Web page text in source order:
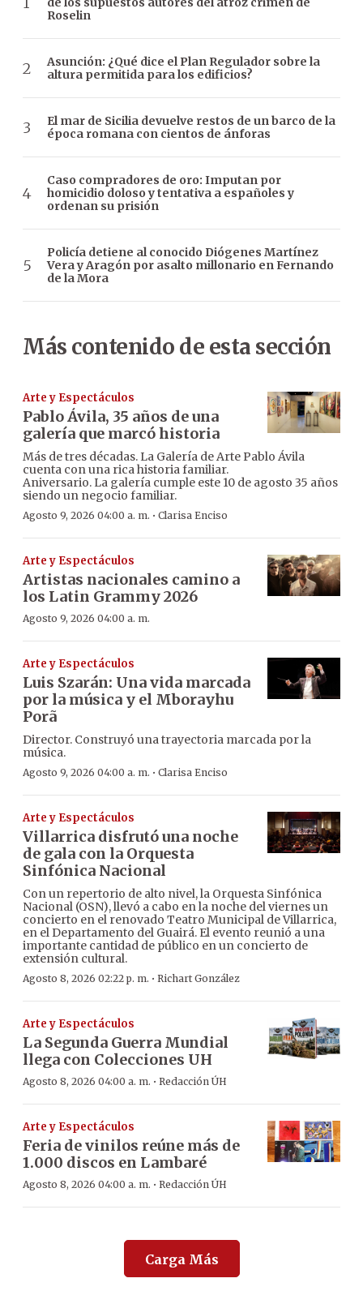
Roselin
Asunción: ¿Qué dice el Plan Regulador sobre la
altura permitida para los edificios?
El mar de Sicilia devuelve restos de un barco de la
época romana con cientos de ánforas
Caso compradores de oro: Imputan por
homicidio doloso y tentativa a españoles y
ordenan su prisión
Policía detiene al conocido Diógenes Martínez
Vera y Aragón por asalto millonario en Fernando
de la Mora
Más contenido de esta sección
Arte y Espectáculos
Pablo Ávila, 35 años de una
galería que marcó historia
Más de tres décadas. La Galería de Arte Pablo Ávila
cuenta con una rica historia familiar.
Aniversario. La galería cumple este 10 de agosto 35 años
siendo un negocio familiar.
Agosto 9, 2026 04:00 a. m. · Clarisa Enciso
Arte y Espectáculos
Artistas nacionales camino a
los Latin Grammy 2026
Agosto 9, 2026 04:00 a. m.
Arte y Espectáculos
Luis Szarán: Una vida marcada
por la música y el Mborayhu
Porã
Director. Construyó una trayectoria marcada por la
música.
Agosto 9, 2026 04:00 a. m. · Clarisa Enciso
Arte y Espectáculos
Villarrica disfrutó una noche
de gala con la Orquesta
Sinfónica Nacional
Con un repertorio de alto nivel, la Orquesta Sinfónica
Nacional (OSN), llevó a cabo en la noche del viernes un
concierto en el renovado Teatro Municipal de Villarrica,
en el Departamento del Guairá. El evento reunió a una
importante cantidad de público en un concierto de
extensión cultural.
Agosto 8, 2026 02:22 p. m. · Richart González
Arte y Espectáculos
La Segunda Guerra Mundial
llega con Colecciones UH
Agosto 8, 2026 04:00 a. m. · Redacción ÚH
Arte y Espectáculos
Feria de vinilos reúne más de
1.000 discos en Lambaré
Agosto 8, 2026 04:00 a. m. · Redacción ÚH
Carga Más